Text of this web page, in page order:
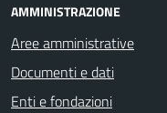
AMMINISTRAZIONE
Aree amministrative
Documenti e dati
Enti e fondazioni